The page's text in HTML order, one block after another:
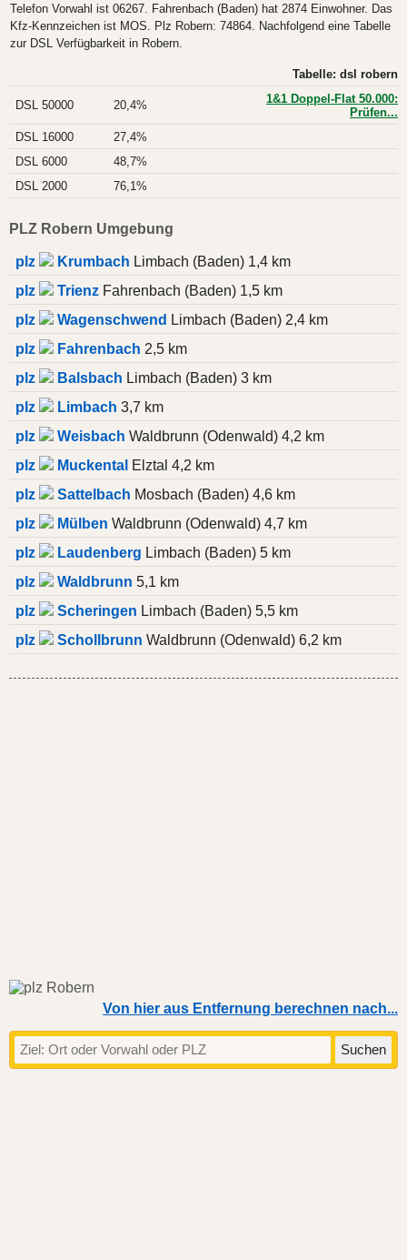
Telefon Vorwahl ist 06267. Fahrenbach (Baden) hat 2874 Einwohner. Das
Kfz-Kennzeichen ist MOS. Plz Robern: 74864. Nachfolgend eine Tabelle
zur DSL Verfügbarkeit in Robern.
Tabelle: dsl robern
DSL 50000 20,4%
1&1 Doppel-Flat 50.000:
Prüfen...
DSL 16000
27,4%
DSL 6000
48,7%
DSL 2000
76,1%
PLZ Robern Umgebung
plz Krumbach Limbach (Baden) 1,4 km
plz
Trienz Fahrenbach (Baden) 1,5 km
plz
Wagenschwend Limbach (Baden) 2,4 km
plz
Fahrenbach 2,5 km
plz
Balsbach Limbach (Baden) 3 km
plz
Limbach 3,7 km
plz
Weisbach Waldbrunn (Odenwald) 4,2 km
plz
Muckental Elztal 4,2 km
plz
Sattelbach Mosbach (Baden) 4,6 km
plz
Mülben Waldbrunn (Odenwald) 4,7 km
plz
Laudenberg Limbach (Baden) 5 km
plz
Waldbrunn 5,1 km
plz
Scheringen Limbach (Baden) 5,5 km
plz
Schollbrunn Waldbrunn (Odenwald) 6,2 km
Von hier aus Entfernung berechnen nach...